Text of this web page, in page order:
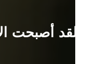
أصبحت